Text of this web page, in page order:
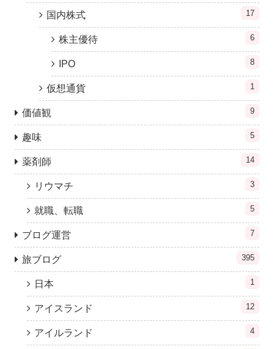
国内株式 17
株主優待 6
IPO 8
仮想通貨 1
価値観 9
趣味 5
薬剤師 14
リウマチ 3
就職、転職 5
ブログ運営 7
旅ブログ 395
日本 1
アイスランド 12
アイルランド 4